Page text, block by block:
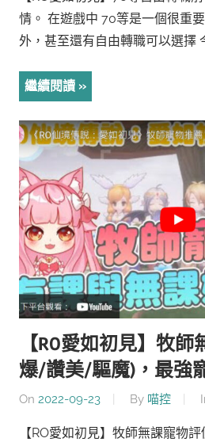
情。 在遊戲中 70等是一個很重
外，甚至還有自由轉職可以選擇
繼續閱讀
【RO愛如初見】牧
爆/讚美/驅魔)，最強
On 2022-09-23 By 喵控
【RO愛如初見】牧師無課寵物